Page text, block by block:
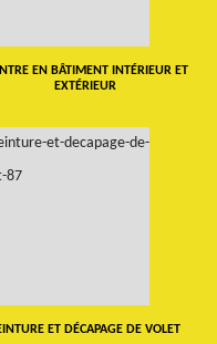
EN BÂTIMENT INTÉRIEUR ET
EXTÉRIEUR
ET DÉCAPAGE DE VOLET